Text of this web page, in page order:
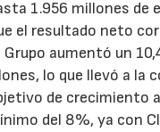
1.956 millones de
el resultado neto
Grupo aumentó un
lo que llevó a la
de crecimiento
del 8%, ya con